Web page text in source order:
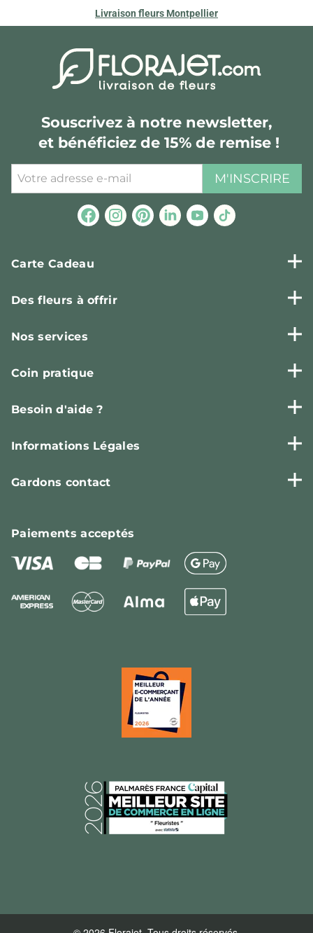
Livraison fleurs Montpellier
Souscrivez à notre newsletter,
et bénéficiez de 15% de remise !
M'INSCRIRE
Carte Cadeau
Des fleurs à offrir
Nos services
Coin pratique
Besoin d'aide ?
Informations Légales
Gardons contact
Paiementsacceptés